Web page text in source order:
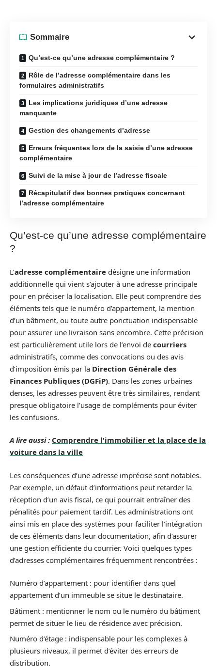
Sommaire
Qu’est-ce qu’une adresse complémentaire ?
Rôle de l’adresse complémentaire dans les
formulaires administratifs
Les implications juridiques d’une adresse
manquante
Gestion des changements d’adresse
Erreurs fréquentes lors de la saisie d’une adresse
complémentaire
Suivi de la mise à jour de l’adresse fiscale
Récapitulatif des bonnes pratiques concernant
l’adresse complémentaire
Qu’est-ce qu’une adresse complémentaire
?
L’adresse complémentaire désigne une information
additionnelle qui vient s’ajouter à une adresse principale
pour en préciser la localisation. Elle peut comprendre des
éléments tels que le numéro d’appartement, la mention
d’un bâtiment, ou toute autre ponctuation indispensable
pour assurer une livraison sans encombre. Cette précision
est particulièrement utile lors de l’envoi de courriers
administratifs, comme des convocations ou des avis
d’imposition émis par la Direction Générale des
Finances Publiques (DGFiP). Dans les zones urbaines
denses, les adresses peuvent être très similaires, rendant
presque obligatoire l’usage de compléments pour éviter
les confusions.
A lire aussi : Comprendre l'immobilier et la place de la
voiture dans la ville
Les conséquences d’une adresse imprécise sont notables.
Par exemple, un défaut d’informations peut retarder la
réception d’un avis fiscal, ce qui pourrait entraîner des
pénalités pour paiement tardif. Les administrations ont
ainsi mis en place des systèmes pour faciliter l’intégration
de ces éléments dans leur documentation, afin d’assurer
une gestion efficiente du courrier. Voici quelques types
d’adresses complémentaires fréquemment rencontrées :
Numéro d’appartement : pour identifier dans quel
appartement d’un immeuble se situe le destinataire.
Bâtiment : mentionner le nom ou le numéro du bâtiment
permet de situer le lieu de résidence avec précision.
Numéro d’étage : indispensable pour les complexes à
plusieurs niveaux, il permet d’éviter des erreurs de
distribution.